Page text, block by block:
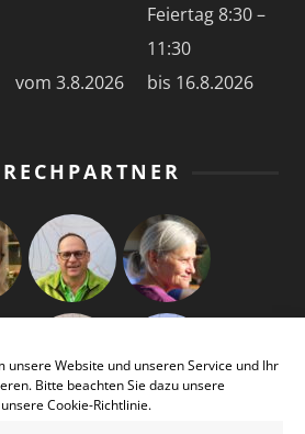
unsere Website und unseren Service und Ihr
Bitte beachten Sie dazu unsere
Cookie-Richtlinie.
Feiertag 8:30 –
11:30
vom 3.8.2026 bis 16.8.2026